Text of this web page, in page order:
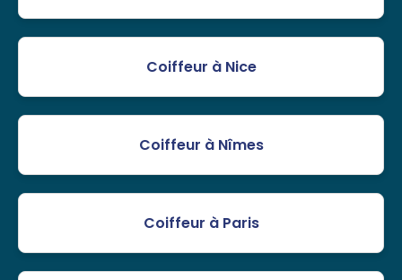
Coiffeur à Nice
Coiffeur à Nîmes
Coiffeur à Paris